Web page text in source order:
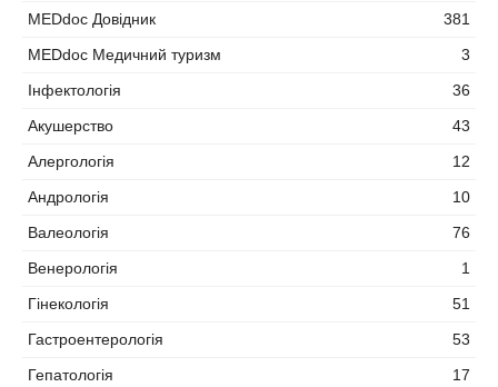
MEDdoc Довідник
381
MEDdoc Медичний туризм
3
Інфектологія
36
Акушерство
43
Алергологія
12
Андрологія
10
Валеологія
76
Венерологія
1
Гінекологія
51
Гастроентерологія
53
Гепатологія
17